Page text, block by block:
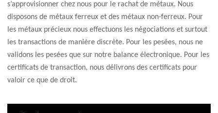
s’approvisionner chez nous pour le rachat de métaux. Nous
disposons de métaux ferreux et des métaux non-ferreux. Pour
les métaux précieux nous effectuons les négociations et surtout
les transactions de manière discrète. Pour les pesées, nous ne
validons les pesées que sur notre balance électronique. Pour les
certificats de transaction, nous délivrons des certificats pour
valoir ce que de droit.